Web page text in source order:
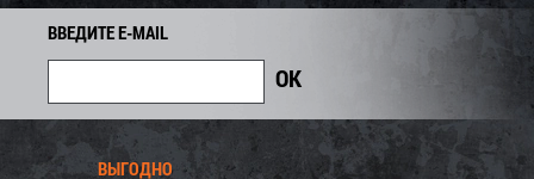
Экономия 2 134 Экономия
ВВЕДИТЕ E-MAIL
ВЫГОДНО